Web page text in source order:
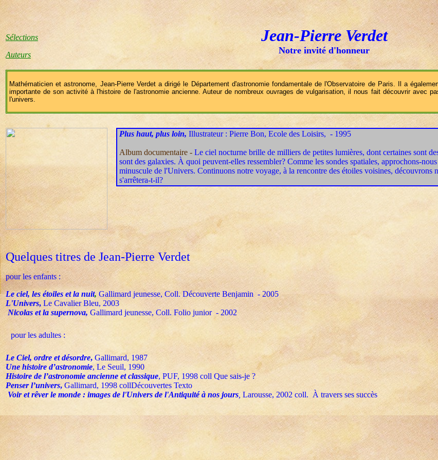
Sélections
Auteurs
Jean-Pierre Verdet
Notre invité d'honneur
Mathématicien et astronome, Jean-Pierre Verdet a dirigé le Département d'astronomie fondamentale de l'Observatoire de Paris. Il a
importante de son activité à l'histoire de l'astronomie ancienne. Auteur de nombreux ouvrages de vulgarisation, il nous fait découvrir avec
l'univers.
Plus haut, plus loin, Illustrateur : Pierre Bon, Ecole des Loisirs, - 1995
Album documentaire - Le ciel nocturne brille de milliers de petites lumières, dont certaines sont
sont des galaxies. À quoi peuvent-elles ressembler? Comme les sondes spatiales, approchons-
minuscule de l'Univers. Continuons notre voyage, à la rencontre des étoiles voisines,
s'arrêtera-t-il?
Quelques titres de Jean-Pierre Verdet
pour les enfants :
Le ciel, les étoiles et la nuit, Gallimard jeunesse, Coll. Découverte Benjamin - 2005
L'Univers, Le Cavalier Bleu, 2003
Nicolas et la supernova, Gallimard jeunesse, Coll. Folio junior - 2002
pour les adultes :
Le Ciel, ordre et désordre, Gallimard, 1987
Une histoire d’astronomie, Le Seuil, 1990
Histoire de l’astronomie ancienne et classique, PUF, 1998 coll Que sais-je ?
Penser l’univers, Gallimard, 1998 collDécouvertes Texto
Voir et rêver le monde : images de l'Univers de l'Antiquité à nos jours Larousse, 2002 coll. À travers ses succès